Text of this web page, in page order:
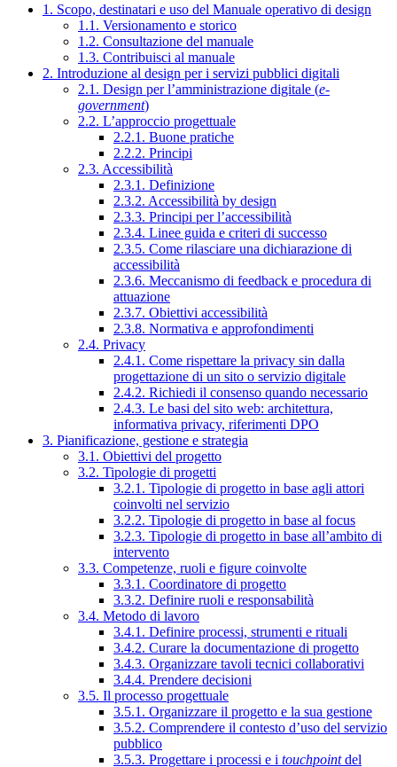
1. Scopo, destinatari e uso del Manuale operativo di design
1.1. Versionamento e storico
1.2. Consultazione del manuale
1.3. Contribuisci al manuale
2. Introduzione al design per i servizi pubblici digitali
2.1. Design per l’amministrazione digitale (e-
government)
2.2. L’approccio progettuale
2.2.1. Buone pratiche
2.2.2. Principi
2.3. Accessibilità
2.3.1. Definizione
2.3.2. Accessibilità by design
2.3.3. Principi per l’accessibilità
2.3.4. Linee guida e criteri di successo
2.3.5. Come rilasciare una dichiarazione di
accessibilità
2.3.6. Meccanismo di feedback e procedura di
attuazione
2.3.7. Obiettivi accessibilità
2.3.8. Normativa e approfondimenti
2.4. Privacy
2.4.1. Come rispettare la privacy sin dalla
progettazione di un sito o servizio digitale
2.4.2. Richiedi il consenso quando necessario
2.4.3. Le basi del sito web: architettura,
informativa privacy, riferimenti DPO
3. Pianificazione, gestione e strategia
3.1. Obiettivi del progetto
3.2. Tipologie di progetti
3.2.1. Tipologie di progetto in base agli attori
coinvolti nel servizio
3.2.2. Tipologie di progetto in base al focus
3.2.3. Tipologie di progetto in base all’ambito di
intervento
3.3. Competenze, ruoli e figure coinvolte
3.3.1. Coordinatore di progetto
3.3.2. Definire ruoli e responsabilità
3.4. Metodo di lavoro
3.4.1. Definire processi, strumenti e rituali
3.4.2. Curare la documentazione di progetto
3.4.3. Organizzare tavoli tecnici collaborativi
3.4.4. Prendere decisioni
3.5. Il processo progettuale
3.5.1. Organizzare il progetto e la sua gestione
3.5.2. Comprendere il contesto d’uso del servizio
pubblico
3.5.3. Progettare i processi e i touchpointdel